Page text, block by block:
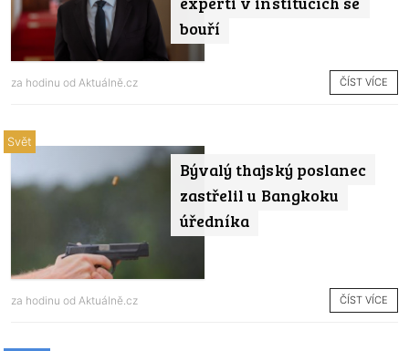
bouří
za hodinu od Aktuálně.cz ČÍST VÍCE
Bývalý thajský poslanec
zastřelil u Bangkoku
úředníka
Svět
za hodinu od Aktuálně.cz ČÍST VÍCE